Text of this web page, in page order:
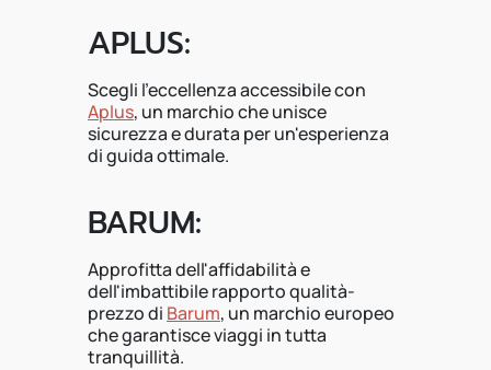
APLUS:
Scegli l'eccellenza accessibile con
Aplus, un marchio che unisce
sicurezza e durata per un'esperienza
di guida ottimale.
BARUM:
Approfitta dell'affidabilità e
dell'imbattibile rapporto qualità-
prezzo di Barum, un marchio europeo
che garantisce viaggi in tutta
tranquillità.